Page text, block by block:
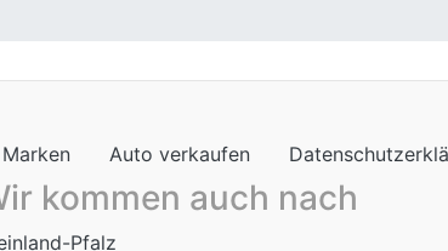
Marken Auto verkaufen
kommen auch nach
Pfalz